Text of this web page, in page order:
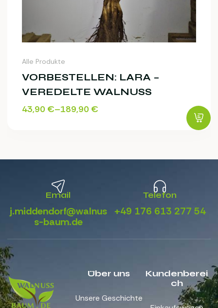
Alle Produkte
VORBESTELLEN: LARA –
VEREDELTE WALNUSS
43,90 €–189,90 €
Email
j.middendorf@walnus
s-baum.de
Telefon
+49 176 613 277 54
Über uns
Unsere Geschichte
Kundenberei
ch